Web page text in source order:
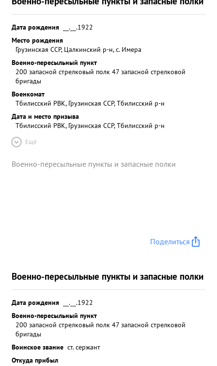
Дата рождения
__.__.1922
Место рождения
Грузинская ССР, Цалкинский р-н, с. Имера
Военно-пересыльный пункт
200 запасной стрелковый полк 47 запасной стрелковой
бригады
Военкомат
Тбилисский РВК, Грузинская ССР, Тбилисский р-н
Дата и место призыва
Тбилисский РВК, Грузинская ССР, Тбилисский р-н
Ещё
Военно-пересыльные пункты и запасные полки
Поделиться
Военно-пересыльные пункты и запасные полки
Дата рождения
__.__.1922
Военно-пересыльный пункт
200 запасной стрелковый полк 47 запасной стрелковой
бригады
Воинское звание ст. сержант
Откуда прибыл